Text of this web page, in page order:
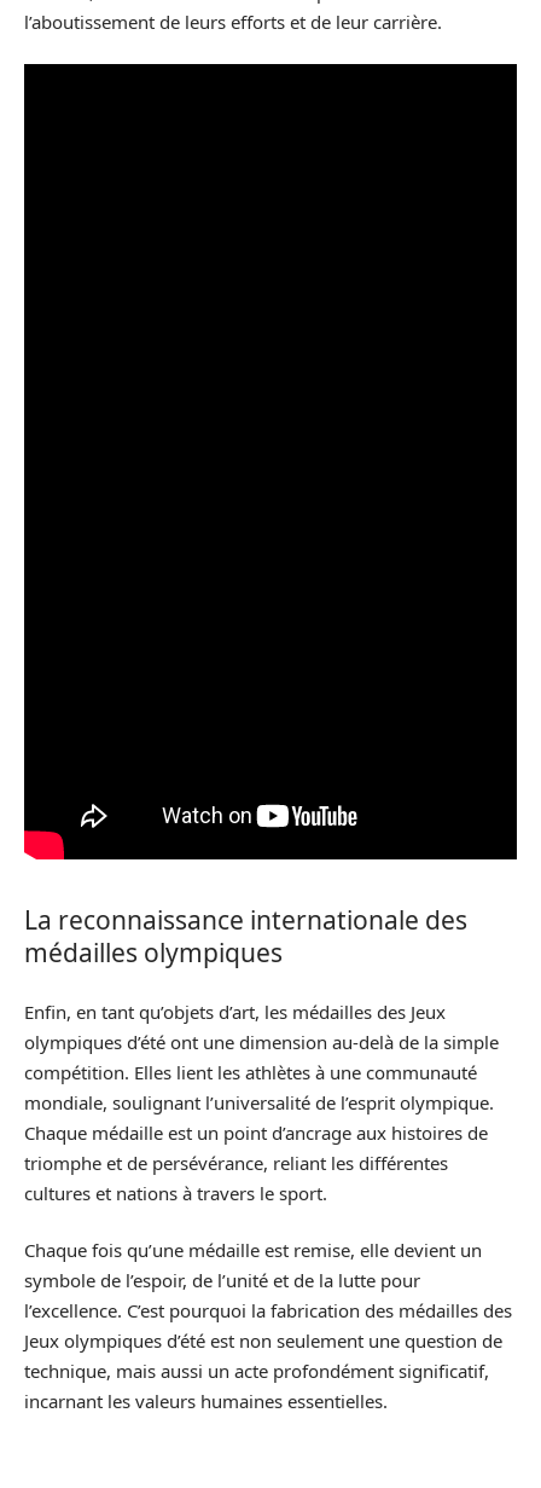
l’aboutissement de leurs efforts et de leur carrière.
La reconnaissance internationale des
médailles olympiques
Enfin, en tant qu’objets d’art, les médailles des Jeux
olympiques d’été ont une dimension au-delà de la simple
compétition. Elles lient les athlètes à une communauté
mondiale, soulignant l’universalité de l’esprit olympique.
Chaque médaille est un point d’ancrage aux histoires de
triomphe et de persévérance, reliant les différentes
cultures et nations à travers le sport.
Chaque fois qu’une médaille est remise, elle devient un
symbole de l’espoir, de l’unité et de la lutte pour
l’excellence. C’est pourquoi la fabrication des médailles des
Jeux olympiques d’été est non seulement une question de
technique, mais aussi un acte profondément significatif,
incarnant les valeurs humaines essentielles.